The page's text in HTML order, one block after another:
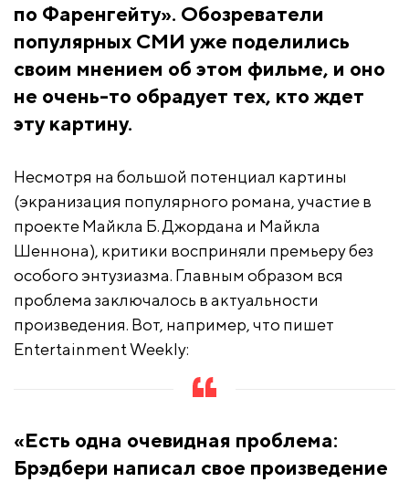
по Фаренгейту». Обозреватели
популярных СМИ уже поделились
своим мнением об этом фильме, и оно
не очень-то обрадует тех, кто ждет
эту картину.
Несмотря на большой потенциал картины
(экранизация популярного романа, участие в
проекте Майкла Б. Джордана и Майкла
Шеннона), критики восприняли премьеру без
особого энтузиазма. Главным образом вся
проблема заключалось в актуальности
произведения. Вот, например, что пишет
Entertainment Weekly:
«Есть одна очевидная проблема:
Брэдбери написал свое произведение